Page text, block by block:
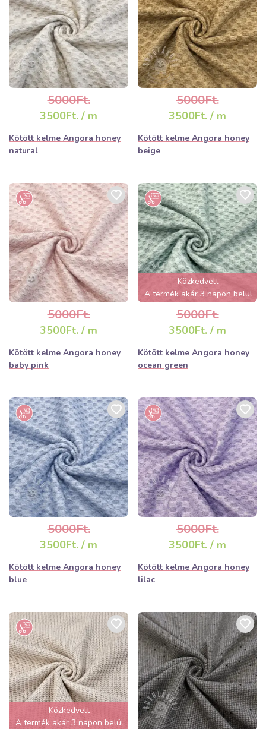
5000Ft.
3500Ft. / m
Kötött kelme Angora honey
natural
5000Ft.
3500Ft. / m
Kötött kelme Angora honey
beige
5000Ft.
3500Ft. / m
Kötött kelme Angora honey
baby pink
Közkedvelt
A termék akár 3 napon belül
elfogyhat!
5000Ft.
3500Ft. / m
Kötött kelme Angora honey
ocean green
5000Ft.
3500Ft. / m
Kötött kelme Angora honey
blue
5000Ft.
3500Ft. / m
Kötött kelme Angora honey
lilac
Közkedvelt
A termék akár 3 napon belül